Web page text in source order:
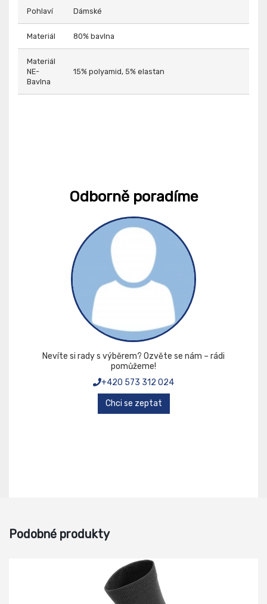
Pohlaví Dámské
Materiál 80% bavlna
Materiál
NE-
Bavlna
15% polyamid, 5% elastan
Odborně poradíme
Nevíte si rady s výběrem? Ozvěte se nám – rádi
pomůžeme!
+420 573 312 024
Chci se zeptat
Podobné produkty